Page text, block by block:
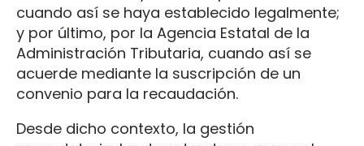
cuando así se haya establecido legalmente;
y por último, por la Agencia Estatal de la
Administración Tributaria, cuando así se
acuerde mediante la suscripción de un
convenio para la recaudación.
Desde dicho contexto, la gestión